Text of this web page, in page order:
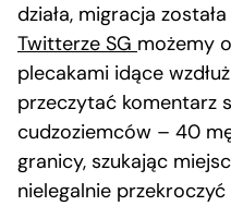
działa, migracja
Twitterze SG możemy
plecakami idące
przeczytać komentarz
cudzoziemców – 40
granicy, szukając
nielegalnie